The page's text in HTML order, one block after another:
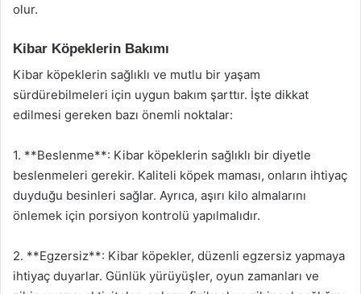
olur.
Kibar Köpeklerin Bakımı
Kibar köpeklerin sağlıklı ve mutlu bir yaşam
sürdürebilmeleri için uygun bakım şarttır. İşte dikkat
edilmesi gereken bazı önemli noktalar:
1. **Beslenme**: Kibar köpeklerin sağlıklı bir diyetle
beslenmeleri gerekir. Kaliteli köpek maması, onların ihtiyaç
duyduğu besinleri sağlar. Ayrıca, aşırı kilo almalarını
önlemek için porsiyon kontrolü yapılmalıdır.
2. **Egzersiz**: Kibar köpekler, düzenli egzersiz yapmaya
ihtiyaç duyarlar. Günlük yürüyüşler, oyun zamanları ve